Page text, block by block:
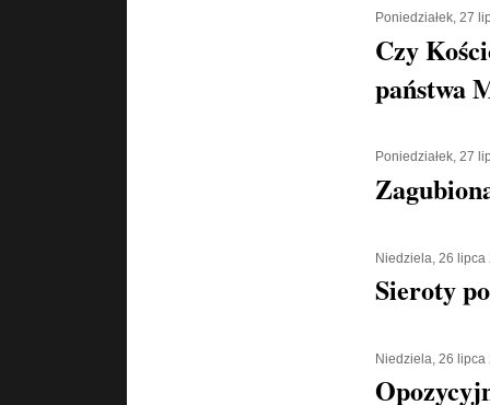
Poniedziałek, 27
Czy
państwa
Poniedziałek, 27
Niedziela, 26 lipca
Sieroty
Niedziela, 26 lipca